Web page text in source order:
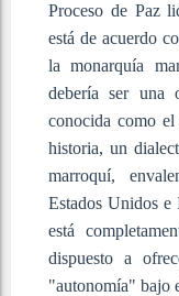
Proceso de Paz
está de acuerdo
la monarquía
debería ser una
conocida como
historia, un
marroquí,
Estados Unidos e
está
dispuesto a
"autonomía" bajo